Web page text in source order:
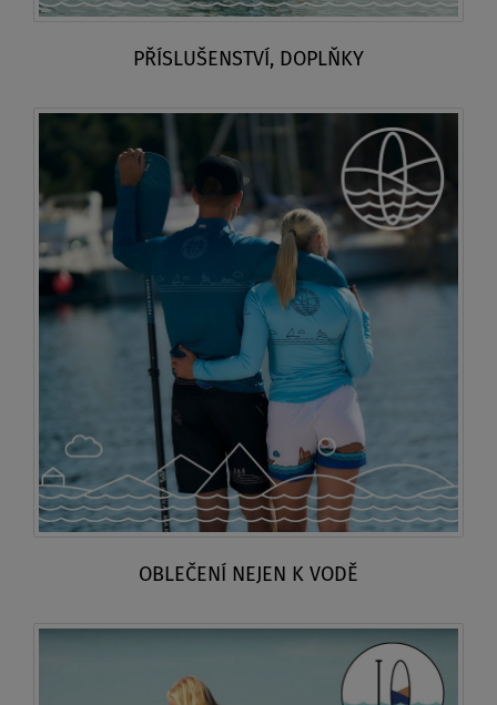
PŘÍSLUŠENSTVÍ, DOPLŇKY
OBLEČENÍ NEJEN K VODĚ